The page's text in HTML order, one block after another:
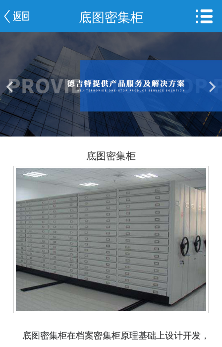
底图密集柜
底图密集柜
底图密集柜在档案密集柜原理基础上设计开发，
网站首页
服务案例
联系我们